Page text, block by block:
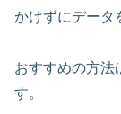
かけずにデータ
おすすめの方法
す。